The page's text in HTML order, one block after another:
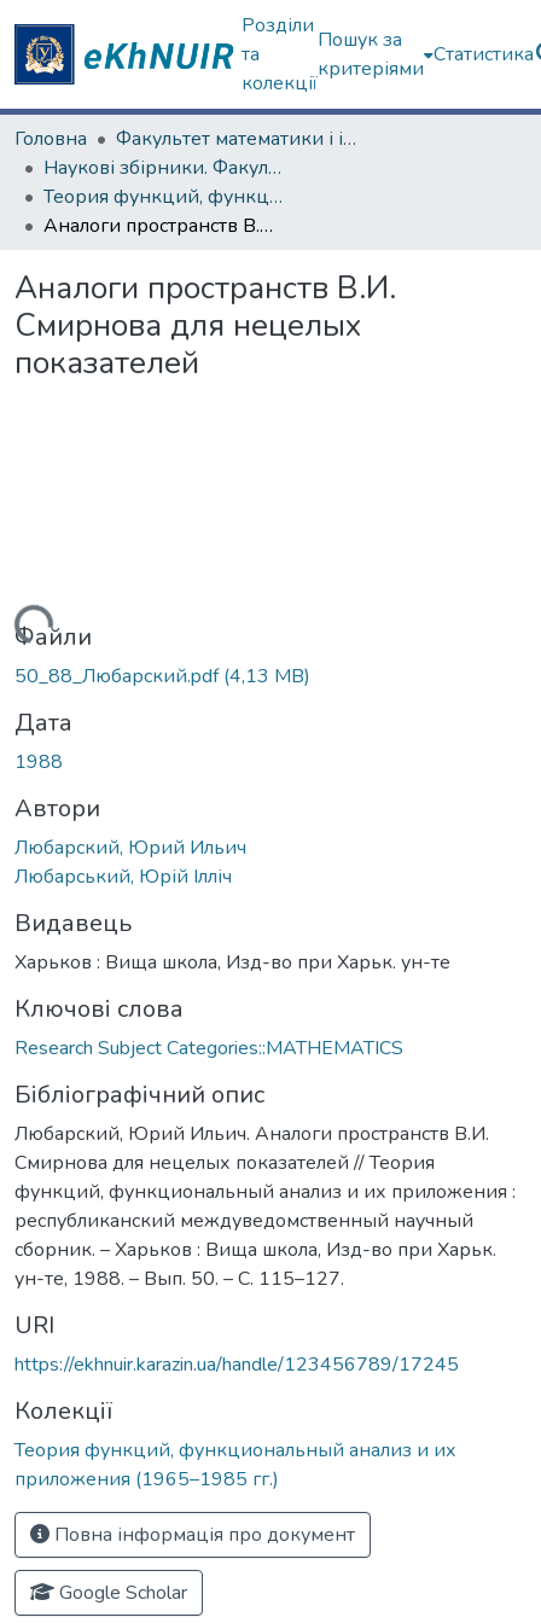
Розділи
та
колекції
Пошук за
критеріями
Статистика
Головна
Факультет математики і інформатики
Наукові збірники. Факультет математики і інформатики
Теория функций, функциональный анализ и их приложения (1965–1985 гг.)
Аналоги пространств В.И. Смирнова для нецелых показателей
Аналоги пространств В.И.
Смирнова для нецелых
показателей
Вантажиться...
Файли
50_88_Любарский.pdf(4,13 MB)
Дата
1988
Автори
Любарский, Юрий Ильич
Любарський, Юрій Ілліч
Видавець
Харьков : Вища школа, Изд-во при Харьк. ун-те
Ключові слова
Research Subject Categories::MATHEMATICS
Бібліографічний опис
Любарский, Юрий Ильич. Аналоги пространств В.И.
Смирнова для нецелых показателей // Теория
функций, функциональный анализ и их приложения :
республиканский междуведомственный научный
сборник. – Харьков : Вища школа, Изд-во при Харьк.
ун-те, 1988. – Вып. 50. – С. 115–127.
URI
https://ekhnuir.karazin.ua/handle/123456789/17245
Колекції
Теория функций, функциональный анализ и их
приложения (1965–1985 гг.)
Повна інформація про документ
Google Scholar